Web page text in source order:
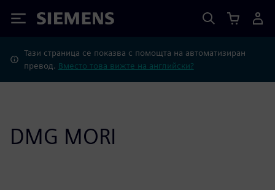
Siemens
Тази страница се показва с помощта на автоматизиран
превод. Вместо това вижте на английски?
DMG MORI